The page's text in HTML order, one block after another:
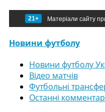
21+ Матеріали сайту
Новини футболу
Новини футболу
Відео матчів
Футбольні
Останні